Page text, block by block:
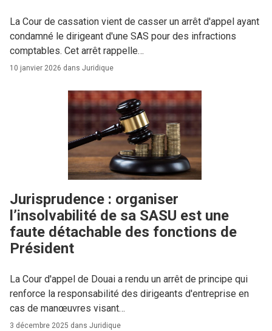
La Cour de cassation vient de casser un arrêt d'appel ayant
condamné le dirigeant d'une SAS pour des infractions
comptables. Cet arrêt rappelle…
10 janvier 2026 dans Juridique
Jurisprudence : organiser
l’insolvabilité de sa SASU est une
faute détachable des fonctions de
Président
La Cour d'appel de Douai a rendu un arrêt de principe qui
renforce la responsabilité des dirigeants d'entreprise en
cas de manœuvres visant…
3 décembre 2025 dans Juridique